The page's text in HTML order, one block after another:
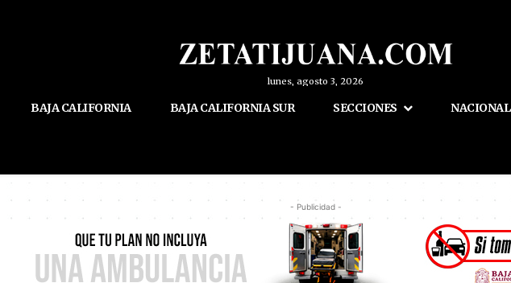
lunes, agosto 3, 2026
BAJA CALIFORNIA BAJA CALIFORNIA SUR SECCIONES NACIONAL
- Publicidad -